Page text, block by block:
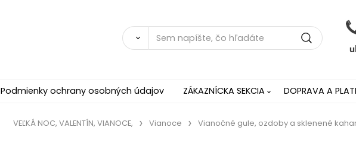
Podmienky ochrany osobných údajov ZÁKAZNÍCKA SEKCIA DOPRAVA A
VEĽKÁ NOC, VALENTÍN, VIANOCE, Vianoce Vianočné gule, ozdoby a sklenené